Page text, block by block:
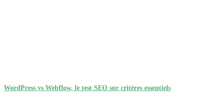
WordPress vs Webflow, le test SEO sur critères essentiels